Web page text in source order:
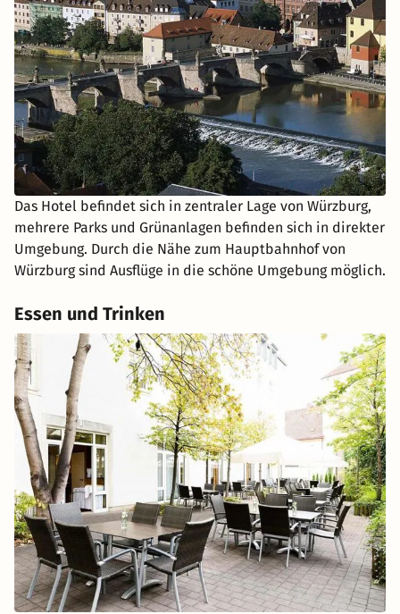
Das Hotel befindet sich in zentraler Lage von Würzburg,
mehrere Parks und Grünanlagen befinden sich in direkter
Umgebung. Durch die Nähe zum Hauptbahnhof von
Würzburg sind Ausflüge in die schöne Umgebung möglich.
Essen und Trinken